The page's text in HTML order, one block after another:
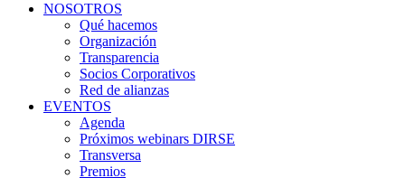
NOSOTROS
Qué hacemos
Organización
Transparencia
Socios Corporativos
Red de alianzas
EVENTOS
Agenda
Próximos webinars DIRSE
Transversa
Premios